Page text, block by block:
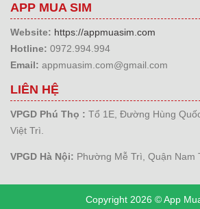
APP MUA SIM
Website: https://appmuasim.com
Hotline: 0972.994.994
Email: appmuasim.com@gmail.com
LIÊN HỆ
VPGD Phú Thọ : Tổ 1E, Đường Hùng
Việt Trì.
VPGD Hà Nội: Phường Mễ Trì, Quận Nam
Copyright 2026 © App